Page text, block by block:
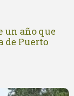
un año que
de Puerto